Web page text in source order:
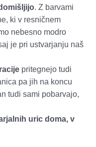
. Z barvami
ki v resničnem
nebesno modro
je pri ustvarjanju naš
pritegnejo tudi
pa jih na koncu
tudi sami pobarvajo,
uric doma, v